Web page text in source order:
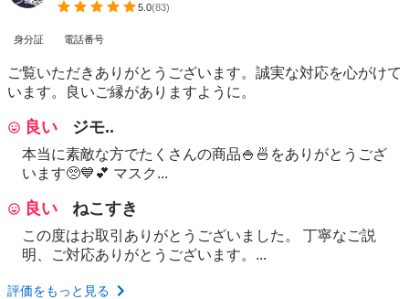
5.0(83)
身分証 電話番号
ご覧いただきありがとうございます。誠実な対応を心がけて
います。良いご縁がありますように。
良い ジモ..
本当に素敵な方でたくさんの商品🍚🍜をありがとうござ
います🥺💙💕 マスク...
良い ねこすき
この度はお取引ありがとうございました。 丁寧なご説
明、ご対応ありがとうございます。...
評価をもっと見る